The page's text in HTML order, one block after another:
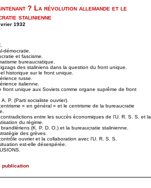
? La révolution allemande et le
stalinienne
1932
démocratie.
et fascisme.
bureaucratique.
des staliniens dans la question du front unique.
historique sur le front unique.
russe.
italienne.
front unique aux Soviets comme organe suprême de front
P. (Parti socialiste ouvrier).
« en général » et le centrisme de la bureaucratie
entre les succès économiques de l’U. R. S. S. et la
du régime.
(K. P. D. O.) et la bureaucratie stalinienne.
des grèves.
ouvrier et la collaboration avec l’U. R. S. S.
est-elle désespérée.
publication